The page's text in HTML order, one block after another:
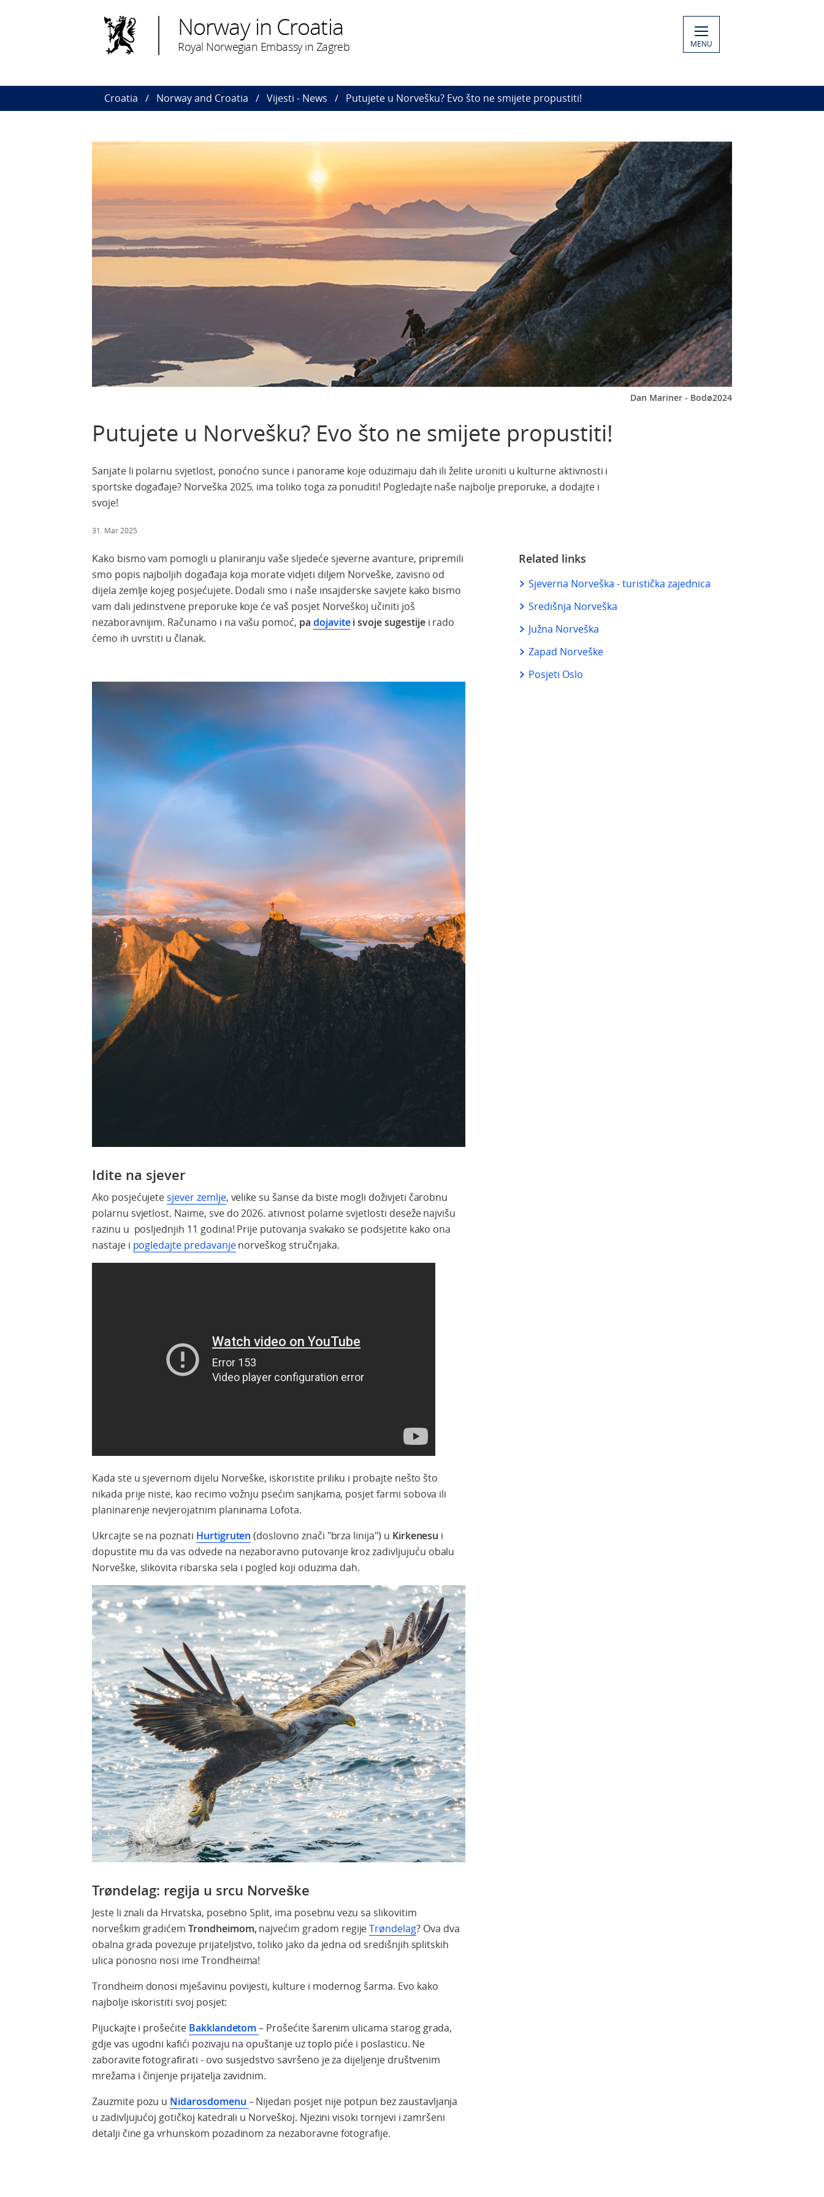
Norway in Croatia
Royal Norwegian Embassy in Zagreb MENU
Croatia Norway and Croatia Vijesti - News Putujete u Norvešku? Evo što ne smijete propustiti!
Dan Mariner - Bodø2024
Putujete u Norvešku? Evo što ne smijete propustiti!
Sanjate li polarnu svjetlost, ponoćno sunce i panorame koje oduzimaju dah ili želite uroniti u kulturne aktivnosti i
sportske događaje? Norveška 2025. ima toliko toga za ponuditi! Pogledajte naše najbolje preporuke, a dodajte i
svoje!
31. Mar 2025
Kako bismo vam pomogli u planiranju vaše sljedeće sjeverne avanture, pripremili
smo popis najboljih događaja koja morate vidjeti diljem Norveške, zavisno od
dijela zemlje kojeg posjećujete. Dodali smo i naše insajderske savjete kako bismo
vam dali jedinstvene preporuke koje će vaš posjet Norveškoj učiniti još
nezaboravnijim. Računamo i na vašu pomoć, pa dojavitei svoje sugestijei rado
ćemo ih uvrstiti u članak.
Idite na sjever
Ako posjećujetesjever zemlje, velike su šanse da biste mogli doživjeti čarobnu
polarnu svjetlost. Naime, sve do 2026. ativnost polarne svjetlosti deseže najvišu
razinu u posljednjih 11 godina! Prije putovanja svakako se podsjetite kako ona
nastaje i pogledajte predavanjenorveškog stručnjaka.
Kada ste u sjevernom dijelu Norveške, iskoristite priliku i probajte nešto što
nikada prije niste, kao recimo vožnju psećim sanjkama, posjet farmi sobova ili
planinarenje nevjerojatnim planinama Lofota.
Ukrcajte se na poznati Hurtigruten (doslovno znači "brza linija") u Kirkenesu i
dopustite mu da vas odvede na nezaboravno putovanje kroz zadivljujuću obalu
Norveške, slikovita ribarska sela i pogled koji oduzima dah.
Trøndelag: regija u srcu Norveške
Jeste li znali da Hrvatska, posebno Split, ima posebnu vezu sa slikovitim
norveškim gradićemTrondheimom, najvećim gradom regijeTrøndelag? Ova dva
obalna grada povezuje prijateljstvo, toliko jako da jedna od središnjih splitskih
ulica ponosno nosi ime Trondheima!
Trondheim donosi mješavinu povijesti, kulture i modernog šarma. Evo kako
najbolje iskoristiti svoj posjet:
Pijuckajte i prošećite Bakklandetom – Prošećite šarenim ulicama starog grada,
gdje vas ugodni kafići pozivaju na opuštanje uz toplo piće i poslasticu. Ne
zaboravite fotografirati - ovo susjedstvo savršeno je za dijeljenje društvenim
mrežama i činjenje prijatelja zavidnim.
Zauzmite pozu u Nidarosdomenu – Nijedan posjet nije potpun bez zaustavljanja
u zadivljujućoj gotičkoj katedrali u Norveškoj. Njezini visoki tornjevi i zamršeni
detalji čine ga vrhunskom pozadinom za nezaboravne fotografije.
Related links
Sjeverna Norveška - turistička zajednica
Središnja Norveška
Južna Norveška
Zapad Norveške
Posjeti Oslo